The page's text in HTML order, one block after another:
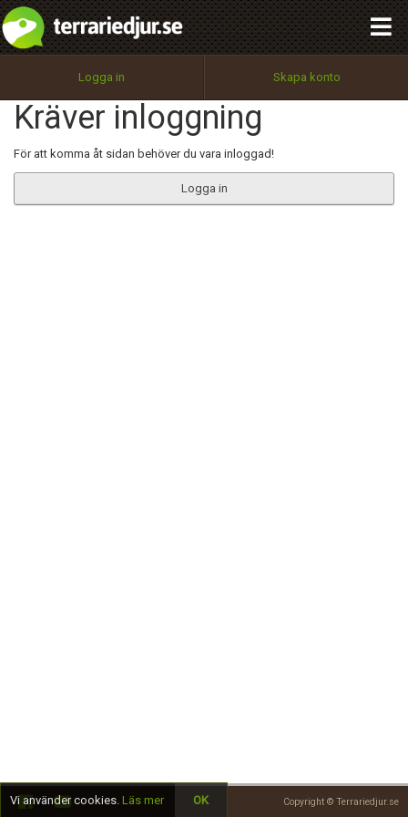
Logga in Skapa konto
Kräver inloggning
För att komma åt sidan behöver du vara inloggad!
Logga in
Copyright © Terrariedjur.se
Utför
100%
OK
integritetspolicy
Namn:
Epost:
Begär nytt lösenord
Tillbaka till förstasidan
Vi använder cookies. Läs mer OK